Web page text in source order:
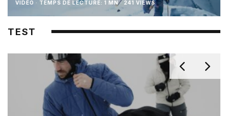
VIDÉO · TEMPS DE LECTURE: 1 MN · 241 VIEWS
TEST